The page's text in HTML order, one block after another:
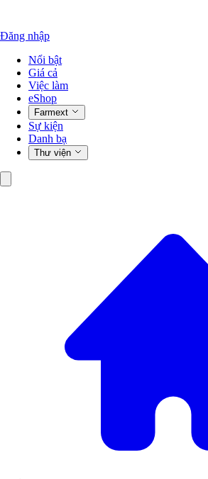
Đăng nhập
Nổi bật
Giá cả
Việc làm
eShop
Farmext
Sự kiện
Danh bạ
Thư viện